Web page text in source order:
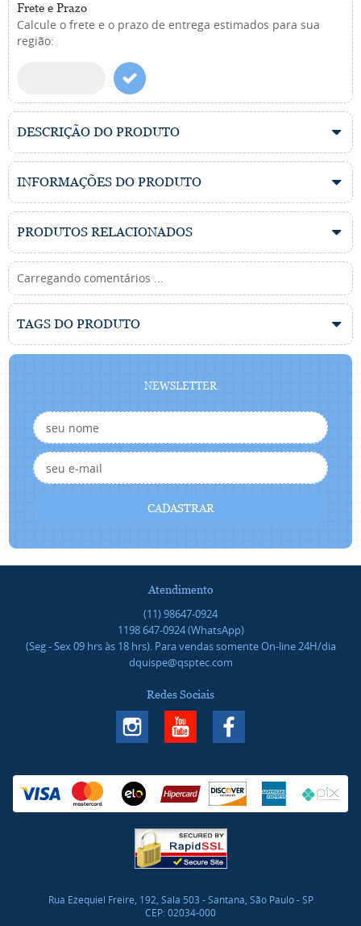
Frete e Prazo
Calcule o frete e o prazo de entrega estimados para sua
região:
DESCRIÇÃO DO PRODUTO
INFORMAÇÕES DO PRODUTO
PRODUTOS RELACIONADOS
Carregando comentários ...
TAGS DO PRODUTO
NEWSLETTER
CADASTRAR
Atendimento
(11)98647-0924
1198647-0924(WhatsApp)
(Seg - Sex 09 hrs às 18 hrs). Para vendas somente On-line 24H/dia
dquispe@qsptec.com
Redes Sociais
Rua Ezequiel Freire, 192, Sala 503 -Santana, São Paulo-SP
CEP: 02034-000